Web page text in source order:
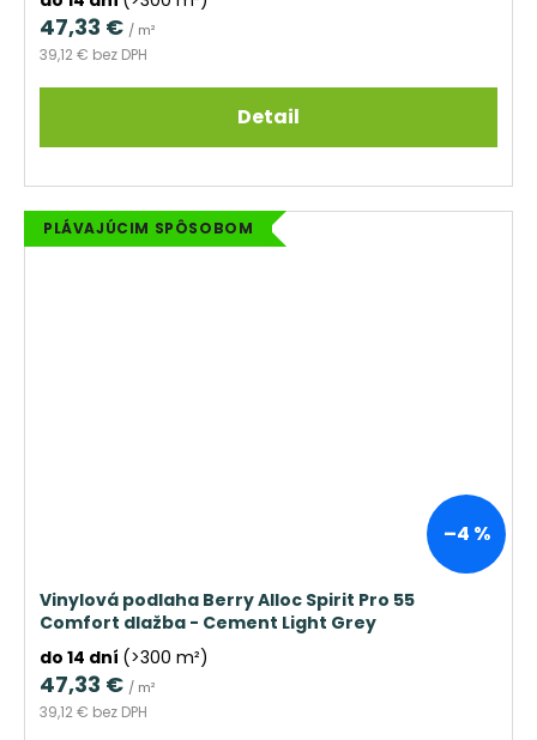
39,12 € bez DPH
47,33 € / m²
Detail
PLÁVAJÚCIM SPÔSOBOM
–4 %
Vinylová podlaha Berry Alloc Spirit Pro 55
Comfort dlažba - Cement Light Grey
do 14 dní (>300 m²)
39,12 € bez DPH
47,33 € / m²